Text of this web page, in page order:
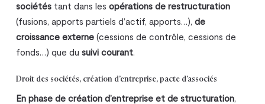
sociétéstant dans les opérations de restructuration
(fusions, apports partiels d’actif, apports…), de
croissance externe(cessions de contrôle, cessions de
fonds…) que du suivi courant.
Droit des sociétés, création d’entreprise, pacte d’associés
En phase de création d’entreprise et de structuration,